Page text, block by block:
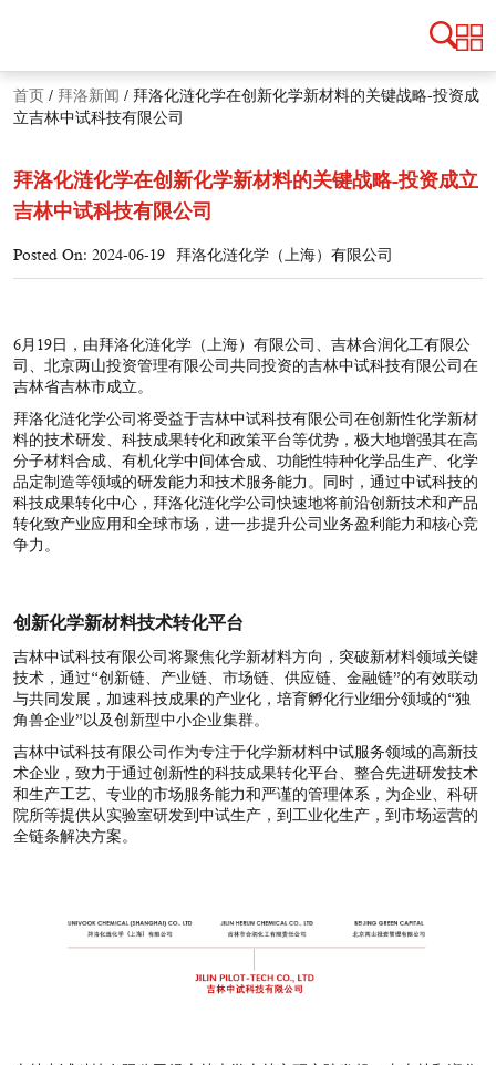
首页 / 拜洛新闻 / 拜洛化涟化学在创新化学新材料的关键战略-投资成
立吉林中试科技有限公司
拜洛化涟化学在创新化学新材料的关键战略-投资成立
吉林中试科技有限公司
Posted On: 2024-06-19 拜洛化涟化学（上海）有限公司
6月19日，由拜洛化涟化学（上海）有限公司、吉林合润化工有限公
司、北京两山投资管理有限公司共同投资的吉林中试科技有限公司在
吉林省吉林市成立。
拜洛化涟化学公司将受益于吉林中试科技有限公司在创新性化学新材
料的技术研发、科技成果转化和政策平台等优势，极大地增强其在高
分子材料合成、有机化学中间体合成、功能性特种化学品生产、 化学
品定制造等领域的研发能力和技术服务能力。同时，通过中试科技的
科技成果转化中心，拜洛化涟化学公司快速地将前沿创新技术和产品
转化致产业应用和全球市场，进一步提升公司业务盈利能力和核心竞
争力。
创新化学新材料技术转化平台
吉林中试科技有限公司将聚焦化学新材料方向，突破新材料领域关键
技术，通过“创新链、产业链、市场链、供应链、金融链”的有效联动
与共同发展，加速科技成果的产业化，培育孵化行业细分领域的“独
角兽企业”以及创新型中小企业集群。
吉林中试科技有限公司作为专注于化学新材料中试服务领域的高新技
术企业，致力于通过创新性的科技成果转化平台、整合先进研发技术
和生产工艺、专业的市场服务能力和严谨的管理体系，为企业、科研
院所等提供从实验室研发到中试生产，到工业化生产，到市场运营的
全链条解决方案。